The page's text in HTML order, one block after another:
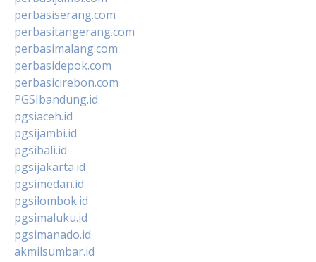
perbasiserang.com
perbasitangerang.com
perbasimalang.com
perbasidepok.com
perbasicirebon.com
PGSIbandung.id
pgsiaceh.id
pgsijambi.id
pgsibali.id
pgsijakarta.id
pgsimedan.id
pgsilombok.id
pgsimaluku.id
pgsimanado.id
akmilsumbar.id